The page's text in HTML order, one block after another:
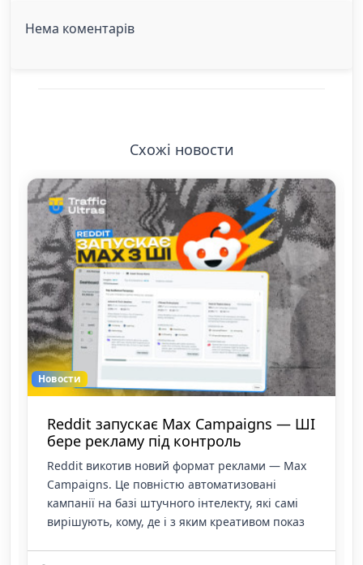
Нема коментарів
Схожі новости
Новости
Reddit запускає Max Campaigns — ШІ
бере рекламу під контроль
Reddit викотив новий формат реклами — Max
Campaigns. Це повністю автоматизовані
кампанії на базі штучного інтелекту, які самі
вирішують, кому, де і з яким креативом показ